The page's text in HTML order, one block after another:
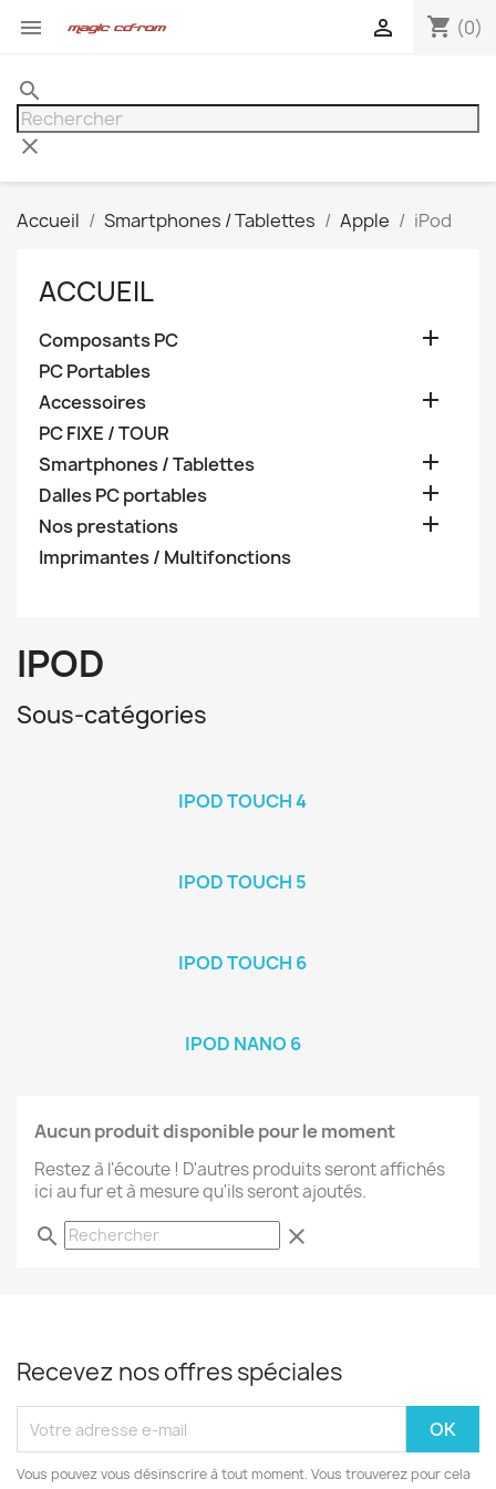
 shopping_cart (0)

search
clear
Accueil Smartphones / Tablettes Apple iPod
ACCUEIL
Composants PC 
PC Portables
Accessoires

PC FIXE / TOUR
Smartphones / Tablettes

Dalles PC portables 
Nos prestations 
Imprimantes / Multifonctions
IPOD
Sous-catégories
IPOD TOUCH 4
IPOD TOUCH 5
IPOD TOUCH 6
IPOD NANO 6
Aucun produit disponible pour le moment
Restez à l'écoute ! D'autres produits seront affichés
ici au fur et à mesure qu'ils seront ajoutés.
search clear
Recevez nos offres spéciales
Vous pouvez vous désinscrire à tout moment. Vous trouverez pour cela